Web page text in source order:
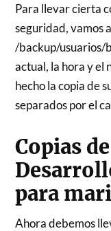
Para llevar cierta
seguridad, vamos
/backup/usuarios/
actual, la hora y el
hecho la copia de
separados por el
Copias
para
Ahora debemos